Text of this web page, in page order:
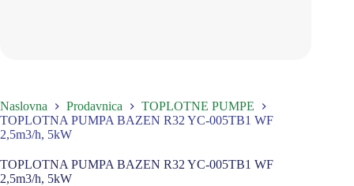
Naslovna Prodavnica
TOPLOTNE PUMPE
TOPLOTNA PUMPA BAZEN R32 YC-005TB1 WF
2,5m3/h, 5kW
TOPLOTNA PUMPA BAZEN R32 YC-005TB1 WF
2,5m3/h, 5kW